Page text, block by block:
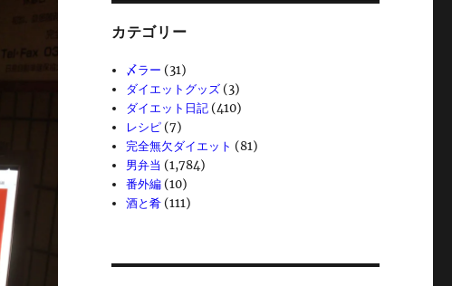
カテゴリー
〆ラー (31)
ダイエットグッズ (3)
ダイエット日記 (410)
レシピ (7)
完全無欠ダイエット (81)
男弁当 (1,784)
番外編 (10)
酒と肴 (111)